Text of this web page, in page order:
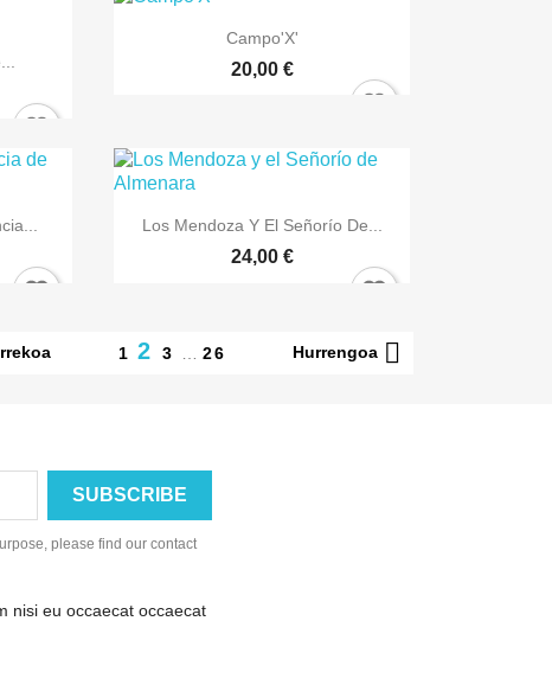
Bista azkarra
Campo'X'
20,00 €
 Bista azkarra
Los Mendoza Y El Señorío De...
24,00 €
1 2 3 26 Hurrengoa 
please find our contact
nisi eu occaecat occaecat